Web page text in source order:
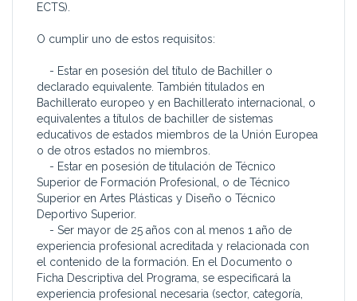
ECTS).
O cumplir uno de estos requisitos:
- Estar en posesión del título de Bachiller o
declarado equivalente. También titulados en
Bachillerato europeo y en Bachillerato internacional, o
equivalentes a títulos de bachiller de sistemas
educativos de estados miembros de la Unión Europea
o de otros estados no miembros.
- Estar en posesión de titulación de Técnico
Superior de Formación Profesional, o de Técnico
Superior en Artes Plásticas y Diseño o Técnico
Deportivo Superior.
- Ser mayor de 25 años con al menos 1 año de
experiencia profesional acreditada y relacionada con
el contenido de la formación. En el Documento o
Ficha Descriptiva del Programa, se especificará la
experiencia profesional necesaria (sector, categoría,